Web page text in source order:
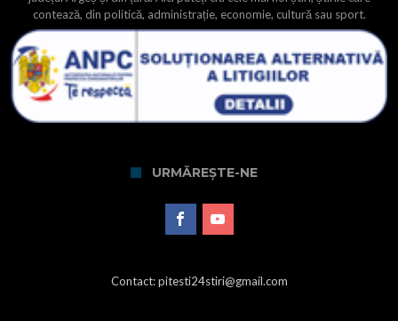
contează, din politică, administrație, economie, cultură sau sport.
URMĂREȘTE-NE
Contact: pitesti24stiri@gmail.com